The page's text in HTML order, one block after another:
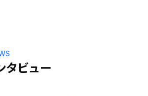
タビュー